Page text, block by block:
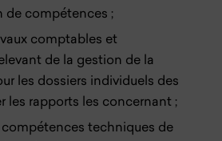
de compétences ;
comptables et
de la gestion de la
les dossiers individuels des
les rapports les concernant ;
techniques de